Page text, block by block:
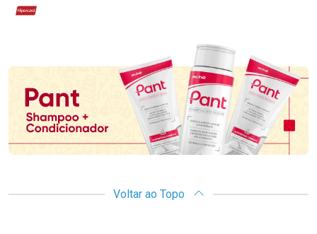
Hipercard
Promoção em Destaque
Voltar ao Topo